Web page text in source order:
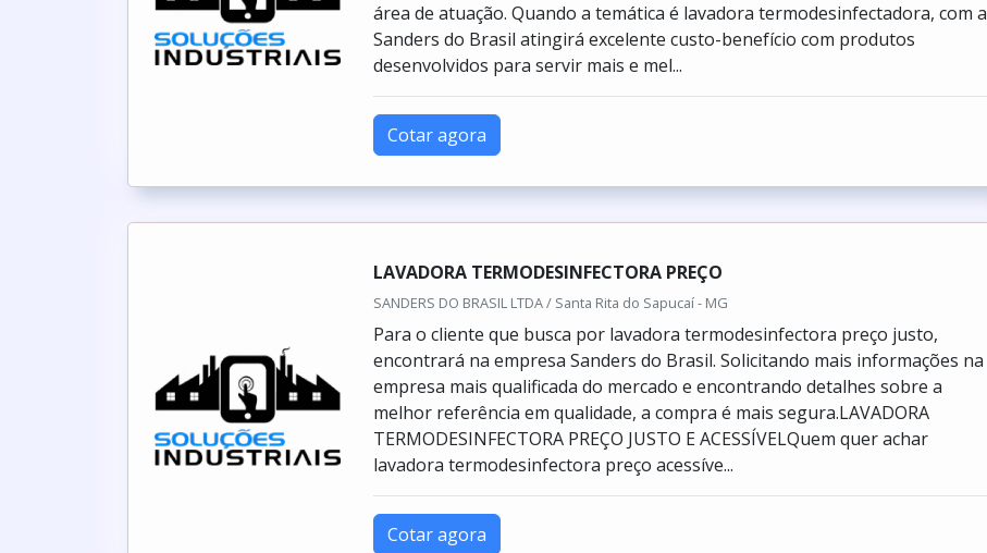
área de atuação. Quando a temática é lavadora termodesinfectadora, com a
Sanders do Brasil atingirá excelente custo-benefício com produtos
desenvolvidos para servir mais e mel...
Cotar agora
LAVADORA TERMODESINFECTORA PREÇO
SANDERS DO BRASIL LTDA / Santa Rita do Sapucaí - MG
Para o cliente que busca por lavadora termodesinfectora preço justo,
encontrará na empresa Sanders do Brasil. Solicitando mais informações na
empresa mais qualificada do mercado e encontrando detalhes sobre a
melhor referência em qualidade, a compra é mais segura.LAVADORA
TERMODESINFECTORA PREÇO JUSTO E ACESSÍVELQuem quer achar
lavadora termodesinfectora preço acessíve...
Cotar agora